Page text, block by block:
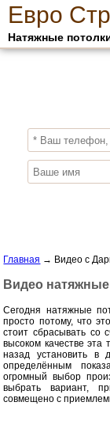
Евро С
Натяжные
Главная → Видео с
Видео
Сегодня натяжные
просто потому, что
стоит сбрасывать со
высоком качестве эта
назад установить в
определённым
огромный выбор
выбрать вариант,
совмещено с